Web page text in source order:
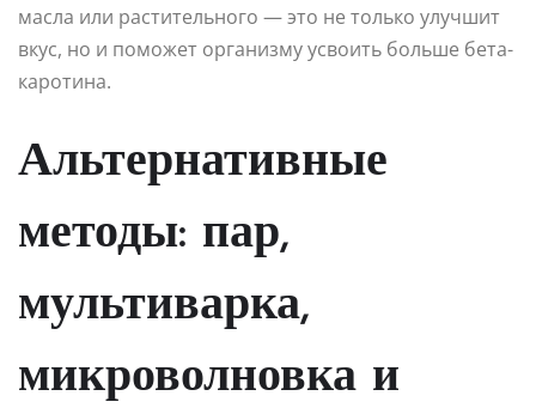
масла или растительного — это не только улучшит
вкус, но и поможет организму усвоить больше бета-
каротина.
Альтернативные
методы: пар,
мультиварка,
микроволновка и